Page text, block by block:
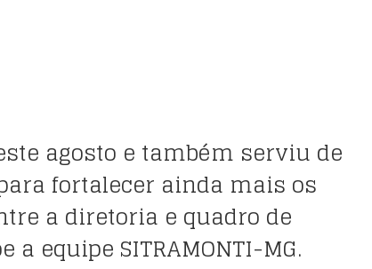
agosto e também serviu de
fortalecer ainda mais os
a diretoria e quadro de
a equipe SITRAMONTI-MG.